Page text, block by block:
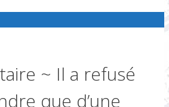
~ Il a refusé
que d’une